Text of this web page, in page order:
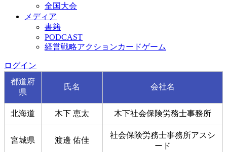
全国大会
メディア
書籍
PODCAST
経営戦略アクションカードゲーム
ログイン
都道府
県
氏名 会社名
北海道 木下 恵太 木下社会保険労務士事務所
宮城県 渡邊 佑佳
社会保険労務士事務所アスシ
ード